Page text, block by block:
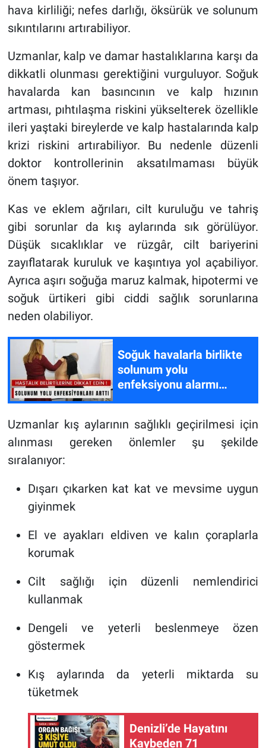
hava kirliliği; nefes darlığı, öksürük ve solunum
sıkıntılarını artırabiliyor.
Uzmanlar, kalp ve damar hastalıklarına karşı da
dikkatli olunması gerektiğini vurguluyor. Soğuk
havalarda kan basıncının ve kalp hızının
artması, pıhtılaşma riskini yükselterek özellikle
ileri yaştaki bireylerde ve kalp hastalarında kalp
krizi riskini artırabiliyor. Bu nedenle düzenli
doktor kontrollerinin aksatılmaması büyük
önem taşıyor.
Kas ve eklem ağrıları, cilt kuruluğu ve tahriş
gibi sorunlar da kış aylarında sık görülüyor.
Düşük sıcaklıklar ve rüzgâr, cilt bariyerini
zayıflatarak kuruluk ve kaşıntıya yol açabiliyor.
Ayrıca aşırı soğuğa maruz kalmak, hipotermi ve
soğuk ürtikeri gibi ciddi sağlık sorunlarına
neden olabiliyor.
Soğuk havalarla birlikte
solunum yolu
enfeksiyonu alarmı
Uzmanlar kış aylarının sağlıklı geçirilmesi için
alınması gereken önlemler şu şekilde
sıralanıyor:
Dışarı çıkarken kat kat ve mevsime uygun
giyinmek
El ve ayakları eldiven ve kalın çoraplarla
korumak
Cilt sağlığı için düzenli nemlendirici
kullanmak
Dengeli ve yeterli beslenmeye özen
göstermek
Kış aylarında da yeterli miktarda su
tüketmek
Denizli’de Hayatını
Kaybeden 71